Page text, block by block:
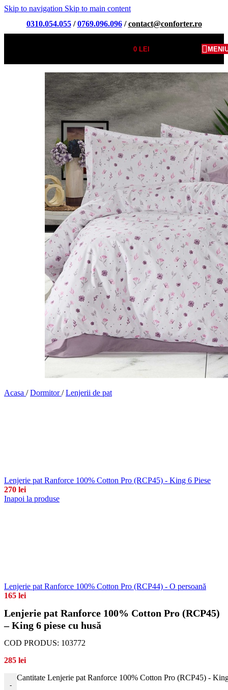
Skip to navigation Skip to main content
0310.054.055/0769.096.096/contact@conforter.ro
0LEI
Acasa / Dormitor/ Lenjerii de pat
Lenjerie pat Ranforce 100% Cotton Pro (RCP45) - King 6 Piese
270 lei
Inapoi la produse
Lenjerie pat Ranforce 100% Cotton Pro (RCP44) - O persoană
165 lei
Lenjerie pat Ranforce 100% Cotton Pro (RCP45)
– King 6 piese cu husă
COD PRODUS: 103772
285 lei
-
Cantitate Lenjerie pat Ranforce 100% Cotton Pro (RCP45) -